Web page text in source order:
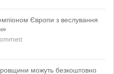
Європи з веслування
можуть безкоштовно